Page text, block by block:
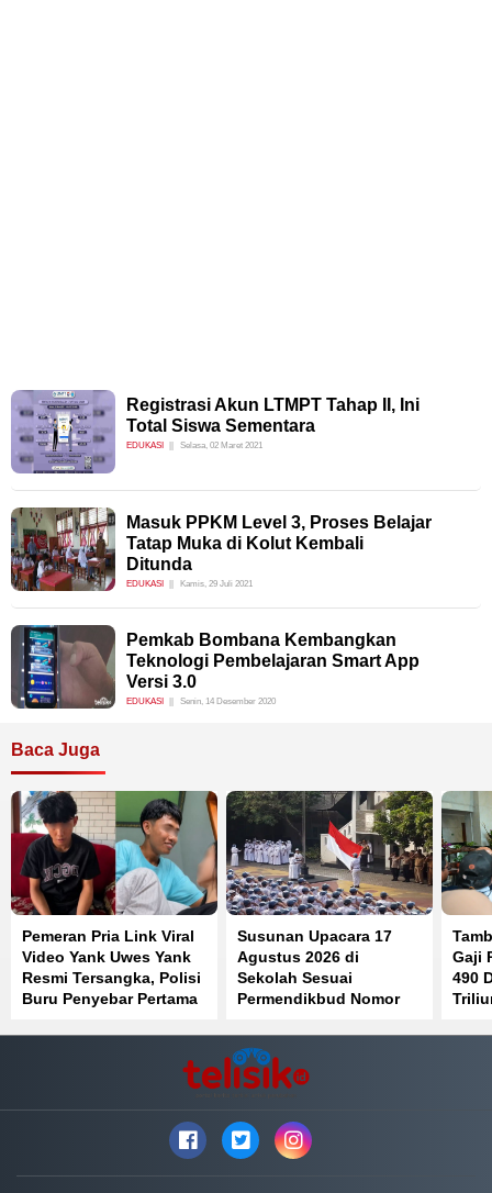
Registrasi Akun LTMPT Tahap II, Ini
Total Siswa Sementara
EDUKASI Selasa, 02 Maret 2021
Masuk PPKM Level 3, Proses Belajar
Tatap Muka di Kolut Kembali
Ditunda
EDUKASI Kamis, 29 Juli 2021
Pemkab Bombana Kembangkan
Teknologi Pembelajaran Smart App
Versi 3.0
EDUKASI Senin, 14 Desember 2020
Baca Juga
Pemeran Pria Link Viral
Video Yank Uwes Yank
Resmi Tersangka, Polisi
Buru Penyebar Pertama
Susunan Upacara 17
Agustus 2026 di
Sekolah Sesuai
Permendikbud Nomor
Lengkapnya
Gaji
490